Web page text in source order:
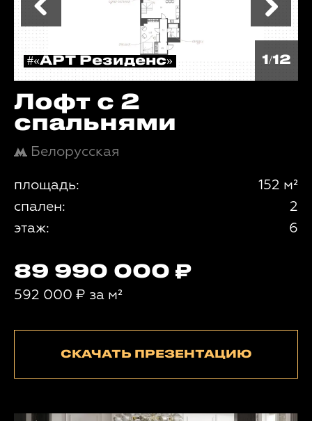
#«АРТ Резиденс» 1/12
Лофт с 2
спальнями
Белорусская
площадь:
152 м²
спален:
2
этаж:
6
89 990 000
592 000 ₽ за м²
СКАЧАТЬ ПРЕЗЕНТАЦИЮ